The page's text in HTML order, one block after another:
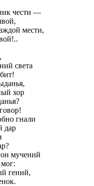
чести —
мести,
света
хор
гнали
дар
мучений
гений,